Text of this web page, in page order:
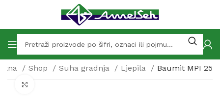
Shop Suha gradnja Ljepila Baumit MPI 25